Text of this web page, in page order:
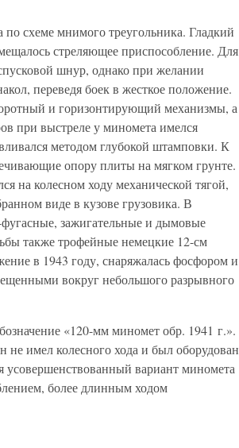
схеме мнимого треугольника. Гладкий
стреляющее приспособление. Для
шнур, однако при желании
переведя боек в жесткое положение.
и горизонтирующий механизмы, а
при выстреле у миномета имелся
методом глубокой штамповки. К
опору плиты на мягком грунте.
на колесном ходу механической тягой,
виде в кузове грузовика. В
зажигательные и дымовые
также трофейные немецкие 12-см
в 1943 году, снаряжалась фосфором и
вокруг небольшого разрывного
«120-мм миномет обр. 1941 г.».
не имел колесного хода и был оборудован
вариант миномета
более длинным ходом